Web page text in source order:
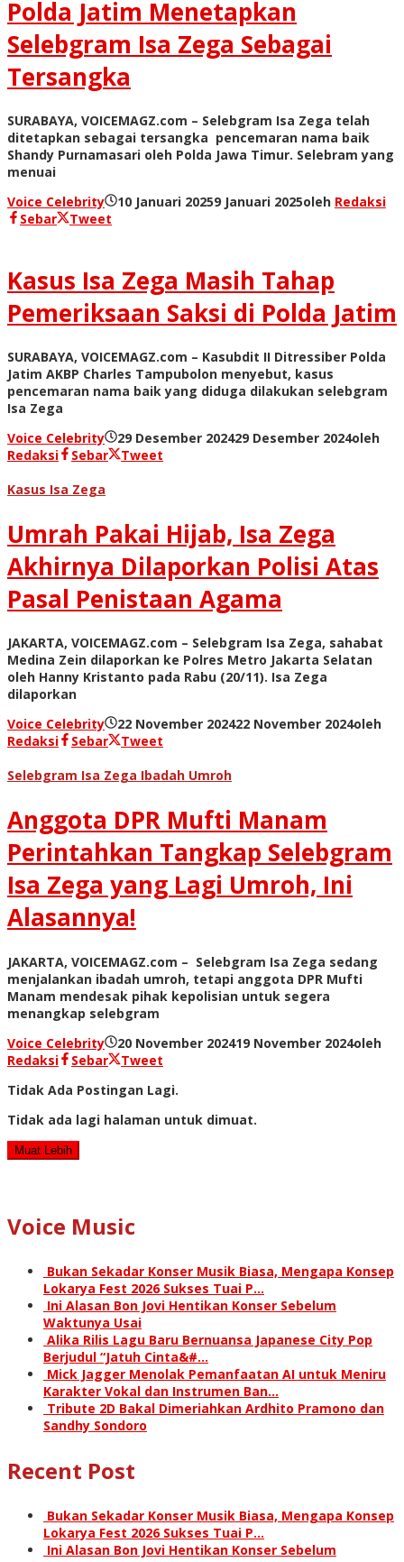
Polda Jatim Menetapkan
Selebgram Isa Zega Sebagai
Tersangka
SURABAYA, VOICEMAGZ.com – Selebgram Isa Zega telah
ditetapkan sebagai tersangka pencemaran nama baik
Shandy Purnamasari oleh Polda Jawa Timur. Selebram yang
menuai
Voice Celebrity
10 Januari 20259 Januari 2025oleh Redaksi
Sebar
Tweet
Kasus Isa Zega Masih Tahap
Pemeriksaan Saksi di Polda Jatim
SURABAYA, VOICEMAGZ.com – Kasubdit II Ditressiber Polda
Jatim AKBP Charles Tampubolon menyebut, kasus
pencemaran nama baik yang diduga dilakukan selebgram
Isa Zega
Voice Celebrity
29 Desember 202429 Desember 2024oleh
Redaksi
Sebar
Tweet
Kasus Isa Zega
Umrah Pakai Hijab, Isa Zega
Akhirnya Dilaporkan Polisi Atas
Pasal Penistaan Agama
JAKARTA, VOICEMAGZ.com – Selebgram Isa Zega, sahabat
Medina Zein dilaporkan ke Polres Metro Jakarta Selatan
oleh Hanny Kristanto pada Rabu (20/11). Isa Zega
dilaporkan
Voice Celebrity
22 November 202422 November 2024oleh
Redaksi
Sebar
Tweet
Selebgram Isa Zega Ibadah Umroh
Anggota DPR Mufti Manam
Perintahkan Tangkap Selebgram
Isa Zega yang Lagi Umroh, Ini
Alasannya!
JAKARTA, VOICEMAGZ.com – Selebgram Isa Zega sedang
menjalankan ibadah umroh, tetapi anggota DPR Mufti
Manam mendesak pihak kepolisian untuk segera
menangkap selebgram
Voice Celebrity
20 November 202419 November 2024oleh
Redaksi
Sebar
Tweet
Tidak Ada Postingan Lagi.
Tidak ada lagi halaman untuk dimuat.
Muat Lebih
Voice Music
Bukan Sekadar Konser Musik Biasa, Mengapa Konsep
Lokarya Fest 2026 Sukses Tuai P…
Ini Alasan Bon Jovi Hentikan Konser Sebelum
Waktunya Usai
Alika Rilis Lagu Baru Bernuansa Japanese City Pop
Berjudul “Jatuh Cinta&#…
Mick Jagger Menolak Pemanfaatan AI untuk Meniru
Karakter Vokal dan Instrumen Ban…
Tribute 2D Bakal Dimeriahkan Ardhito Pramono dan
Sandhy Sondoro
Recent Post
Bukan Sekadar Konser Musik Biasa, Mengapa Konsep
Lokarya Fest 2026 Sukses Tuai P…
Ini Alasan Bon Jovi Hentikan Konser Sebelum